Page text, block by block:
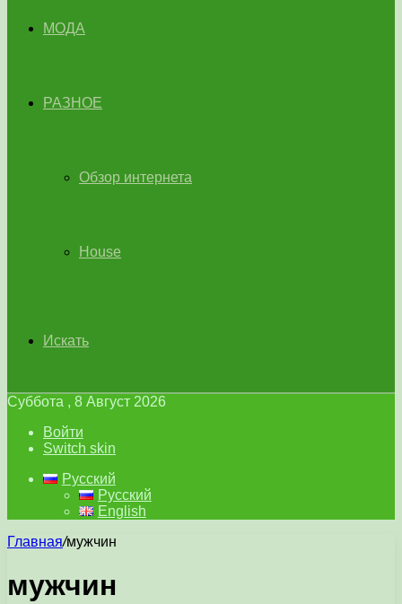
МОДА
РАЗНОЕ
Обзор интернета
House
Искать
Суббота , 8 Август 2026
Войти
Switch skin
Русский
Русский
English
Главная/мужчин
мужчин